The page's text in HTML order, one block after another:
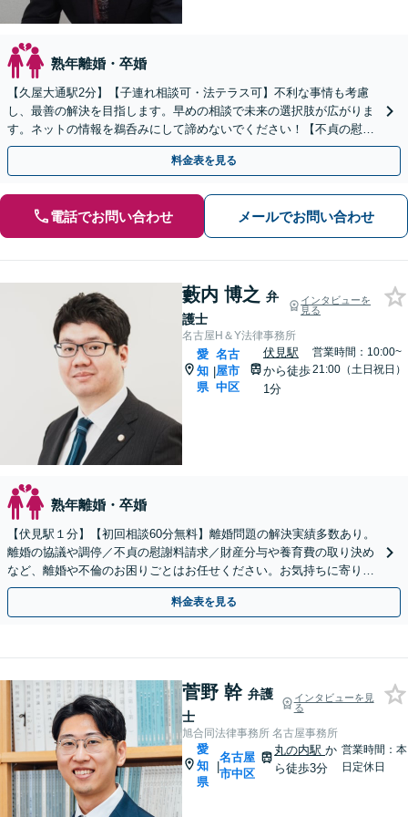
熟年離婚・卒婚
【久屋大通駅2分】【子連れ相談可・法テラス可】不利な事情も考慮
し、最善の解決を目指します。早めの相談で未来の選択肢が広がりま
す。ネットの情報を鵜呑みにして諦めないでください！【不貞の慰謝
料請求】【財産分与】親権などもご相談ください。
料金表を見る
電話でお問い合わせ メールでお問い合わせ
藪内 博之 弁
護士
インタビューを
見る
名古屋H＆Y法律事務所
愛
知
県
|
名古
屋市
中区
伏見駅
から徒歩
1分
営業時間：10:00~
21:00（土日祝日）
熟年離婚・卒婚
【伏見駅１分】【初回相談60分無料】離婚問題の解決実績多数あり。
離婚の協議や調停／不貞の慰謝料請求／財産分与や養育費の取り決め
など、離婚や不倫のお困りごとはお任せください。お気持ちに寄り添
いご意向に沿う解決を目指します【電話・Web相談可】
料金表を見る
菅野 幹 弁護
士
インタビューを見
る
旭合同法律事務所 名古屋事務所
愛
知
県
|
名古屋
市中区
丸の内駅か
ら徒歩3分
営業時間：本
日定休日